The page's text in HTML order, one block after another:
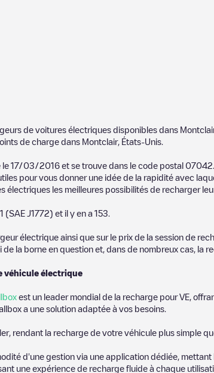
de voitures électriques disponibles dans
de charge dans Montclair, États-Unis
le 17/03/2016 et se trouve dans le code postal 07042
pour vous donner une idée de la rapidité avec
les meilleures possibilités de recharger
(SAE J1772) et il y en a 153
électrique ainsi que sur le prix de la session de
la borne en question et, dans de nombreux cas, la
véhicule électrique
est un leader mondial de la recharge pour VE,
a une solution adaptée à vos besoins.
rendant la recharge de votre véhicule plus simple
d'une gestion via une application dédiée, mettant
une expérience de recharge fluide à chaque